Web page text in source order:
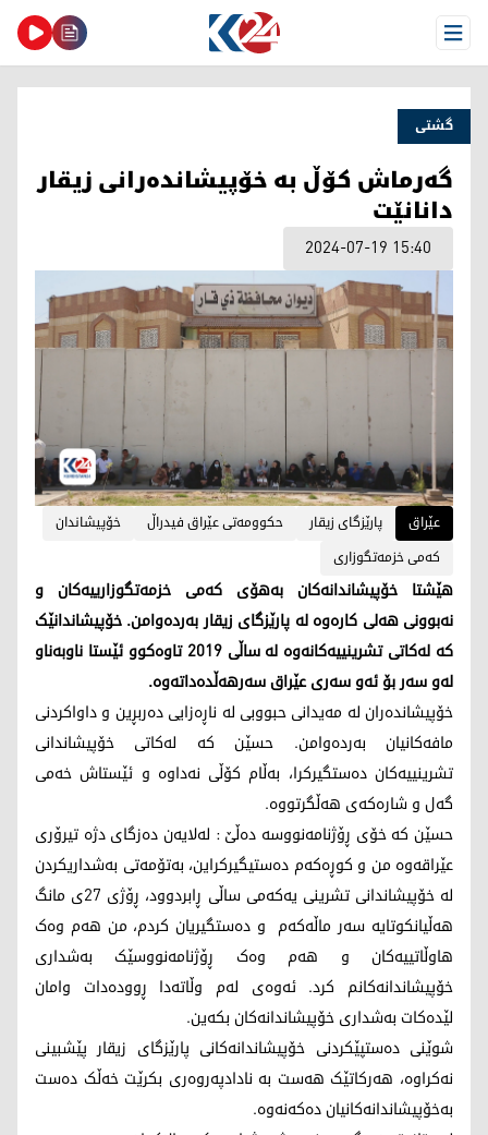
Open Menu
گشتی
گەرماش کۆڵ بە خۆپیشاندەرانی زیقار
دانانێت
2024-07-19 15:40
عێراق پارێزگای زیقار حکوومەتی عێراق فیدراڵ
خۆپیشاندان
کەمی خزمەتگوزاری
هێشتا خۆپیشاندانەکان بەهۆی کەمی خزمەتگوزارییەکان و
نەبوونی هەلی کارەوە لە پارێزگای زیقار بەردەوامن. خۆپیشاندانێک
کە لەکاتی تشرینییەکانەوە لە ساڵی 2019 تاوەکوو ئێستا ناوبەناو
لەو سەر بۆ ئەو سەری عێراق سەرهەڵدەداتەوە.
خۆپیشاندەران لە مەیدانی حبووبی لە ناڕەزایی دەربڕین و داواکردنی
مافەکانیان بەردەوامن. حسێن کە لەکاتی خۆپیشاندانی
تشرینییەکان دەستگیرکرا، بەڵام کۆڵی نەداوە و ئێستاش خەمی
گەل و شارەکەی هەڵگرتووە.
حسێن کە خۆی ڕۆژنامەنووسە دەڵێ : لەلایەن دەزگای دژە تیرۆری
عێراقەوە من و کوڕەکەم دەستیگیرکراین، بەتۆمەتی بەشداریکردن
لە خۆپیشاندانی تشرینی یەکەمی ساڵی ڕابردوود، ڕۆژی 27ی مانگ
هەڵیانکوتایە سەر ماڵەکەم و دەستگیریان کردم، من هەم وەک
هاوڵاتییەکان و هەم وەک ڕۆژنامەنووسێک بەشداری
خۆپیشاندانەکانم کرد. ئەوەی لەم وڵاتەدا ڕوودەدات وامان
لێدەکات بەشداری خۆپیشاندانەکان بکەین.
شوێنی دەستپێکردنی خۆپیشاندانەکانی پارێزگای زیقار پێشبینی
نەکراوە، هەرکاتێک هەست بە نادادپەروەری بکرێت خەڵک دەست
بەخۆپیشاندانەکانیان دەکەنەوە.